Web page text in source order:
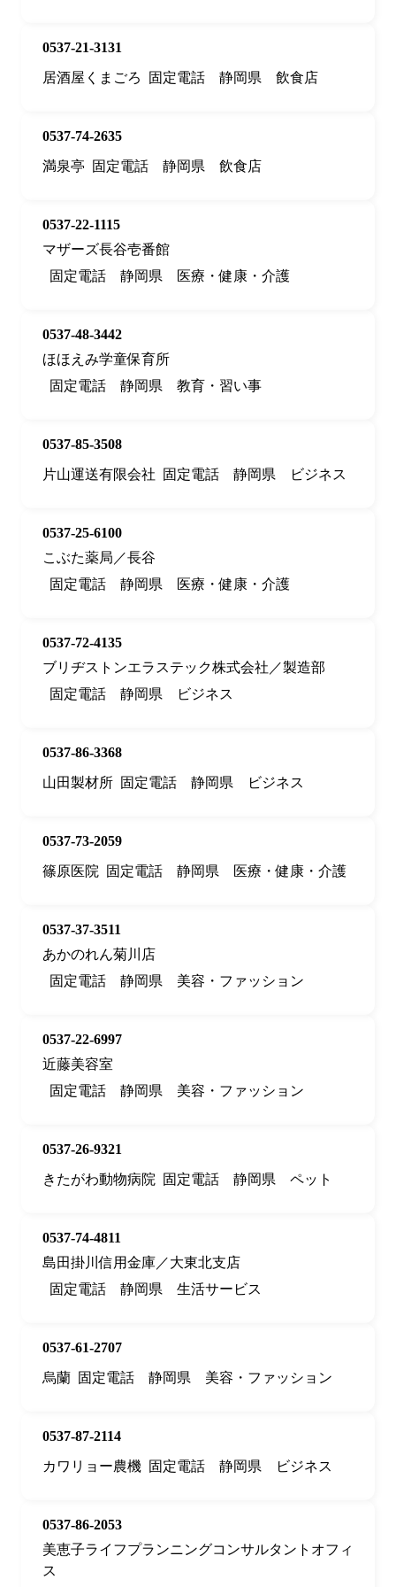
0537-21-3131
居酒屋くまごろ
固定電話 静岡県 飲食店
0537-74-2635
満泉亭
固定電話 静岡県 飲食店
0537-22-1115
マザーズ長谷壱番館
固定電話
静岡県 医療・健康・介護
0537-48-3442
ほほえみ学童保育所
固定電話
静岡県 教育・習い事
0537-85-3508
片山運送有限会社
固定電話 静岡県 ビジネス
0537-25-6100
こぶた薬局／長谷
固定電話
静岡県 医療・健康・介護
0537-72-4135
ブリヂストンエラステック株式会社／製造部
固定電話
静岡県 ビジネス
0537-86-3368
山田製材所 固定電話 静岡県 ビジネス
0537-73-2059
篠原医院
固定電話 静岡県 医療・健康・介護
0537-37-3511
あかのれん菊川店
固定電話
静岡県 美容・ファッション
0537-22-6997
近藤美容室
固定電話
静岡県 美容・ファッション
0537-26-9321
きたがわ動物病院
固定電話 静岡県 ペット
0537-74-4811
島田掛川信用金庫／大東北支店
固定電話
静岡県 生活サービス
0537-61-2707
烏蘭 固定電話 静岡県 美容・ファッション
0537-87-2114
カワリョー農機 固定電話 静岡県 ビジネス
0537-86-2053
美恵子ライフプランニングコンサルタントオフィ
ス